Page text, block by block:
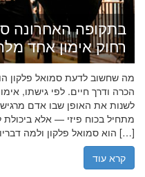
בתקופה האחרונה
רחוק אימון אחד
מה שחשוב לדעת סמואל פלקון
הכרה ודרך חיים. לפי גישתו,
לשנות את האופן שבו אדם
מתחיל בכוח פיזי — אלא ביכולת
הוא סמואל פלקון ולמה דבריו נשמעים אחרת? סמואל פלקון […]
קרא עוד